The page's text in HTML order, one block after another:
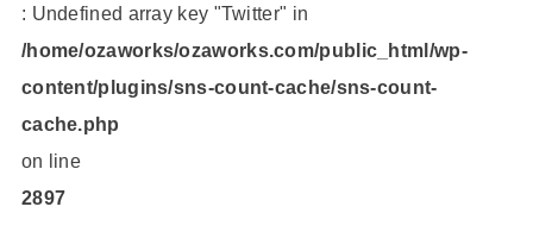
: Undefined array key "Twitter" in
/home/ozaworks/ozaworks.com/public_html/wp-
content/plugins/sns-count-cache/sns-count-
cache.php
on line
2897